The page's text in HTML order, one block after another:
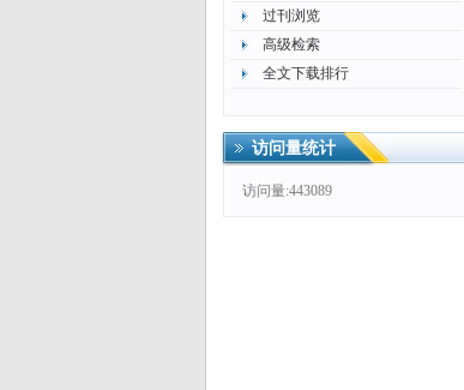
过刊浏览
高级检索
全文下载排行
访问量统计
访问量:443089